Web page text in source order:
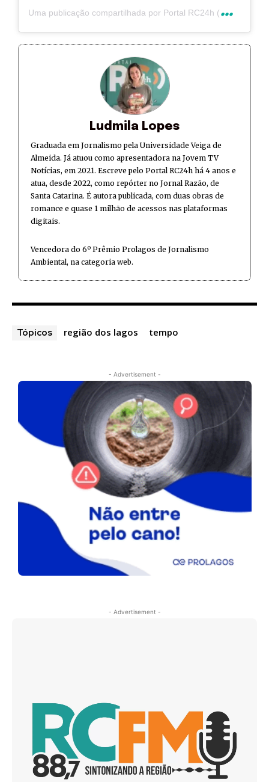
U
ma publicação compartilhada por Portal RC24h (@rc24hnoticias)
Ludmila Lopes
Graduada em Jornalismo pela Universidade Veiga de
Almeida. Já atuou como apresentadora na Jovem TV
Notícias, em 2021. Escreve pelo Portal RC24h há 4 anos e
atua, desde 2022, como repórter no Jornal Razão, de
Santa Catarina. É autora publicada, com duas obras de
romance e quase 1 milhão de acessos nas plataformas
digitais.
Vencedora do 6º Prêmio Prolagos de Jornalismo
Ambiental, na categoria web.
Tópicos região dos lagos tempo
- Advertisement -
- Advertisement -